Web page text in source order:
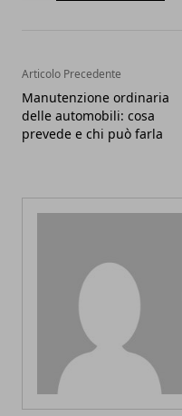
Articolo Precedente
Manutenzione ordinaria
delle automobili: cosa
prevede e chi può farla